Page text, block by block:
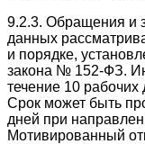
9.2.3. Обращения и
данных
и порядке,
закона № 152-ФЗ.
течение 10
Срок может быть
дней при
Мотивированный